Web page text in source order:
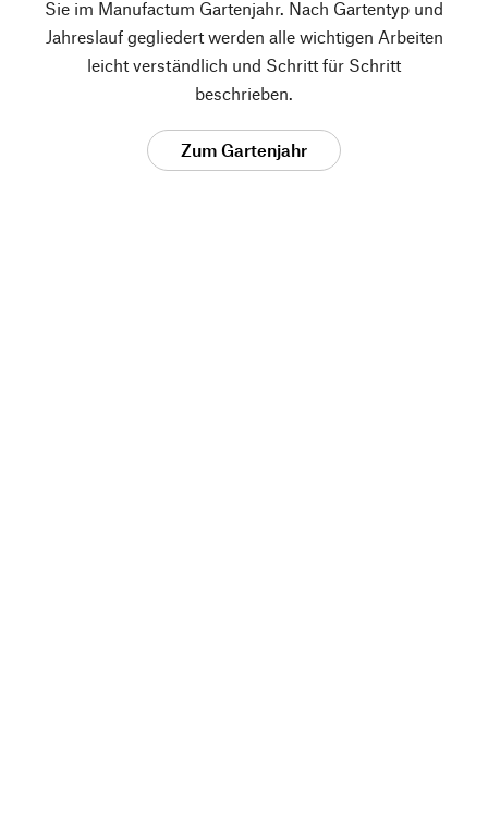
Sie im Manufactum Gartenjahr. Nach Gartentyp und
Jahreslauf gegliedert werden alle wichtigen Arbeiten
leicht verständlich und Schritt für Schritt
beschrieben.
Zum Gartenjahr